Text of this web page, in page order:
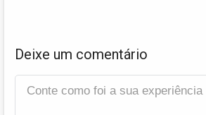
Deixe um comentário